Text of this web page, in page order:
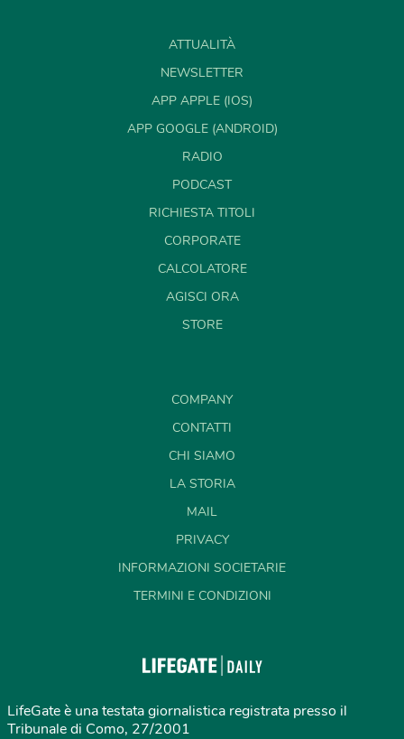
ATTUALITÀ
NEWSLETTER
APP APPLE (IOS)
APP GOOGLE (ANDROID)
RADIO
PODCAST
RICHIESTA TITOLI
CORPORATE
CALCOLATORE
AGISCI ORA
STORE
COMPANY
CONTATTI
CHI SIAMO
LA STORIA
MAIL
PRIVACY
INFORMAZIONI SOCIETARIE
TERMINI E CONDIZIONI
LifeGate è una testata giornalistica registrata presso il
Tribunale di Como, 27/2001